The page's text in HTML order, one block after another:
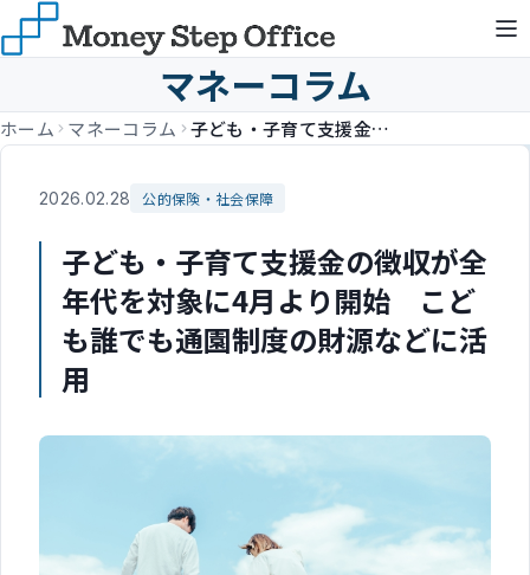
マネーコラム
ホーム マネーコラム 子ども・子育て支援金の徴収が全年代を対象に4月より開始 こども誰でも通園制度の財源などに活用
2026.02.28 公的保険・社会保障
子ども・子育て支援金の徴収が全
年代を対象に4月より開始 こど
も誰でも通園制度の財源などに活
用